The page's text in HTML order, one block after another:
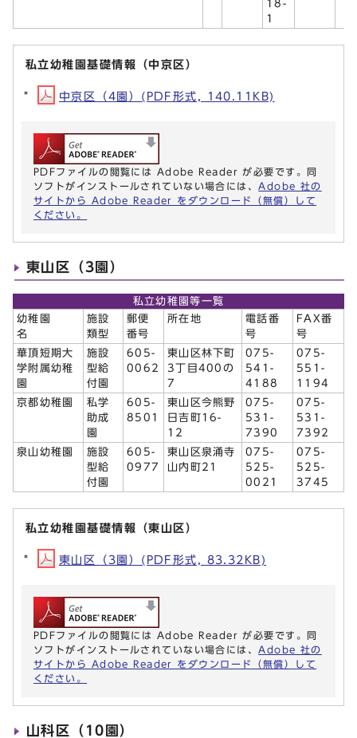
18-
1
私立幼稚園基礎情報（中京区）
中京区（4園）(PDF形式, 140.11KB)
PDFファイルの閲覧には Adobe Reader が必要です。同
ソフトがインストールされていない場合には、 Adobe 社の
サイトから Adobe Reader をダウンロード（無償）して
ください。
東山区（3園）
私立幼稚園等一覧
幼稚園
名
施設
類型
郵便
番号
所在地
電話番
号
FAX番
号
華頂短期大
学附属幼稚
園
施設
型給
付園
605-
0062
東山区林下町
3丁目400の
7
075-
541-
4188
075-
551-
1194
京都幼稚園
私学
助成
園
605-
8501
東山区今熊野
日吉町16-
12
075-
531-
7390
075-
531-
7392
泉山幼稚園
施設
型給
付園
605-
0977
東山区泉涌寺
山内町21
075-
525-
0021
075-
525-
3745
私立幼稚園基礎情報（東山区）
東山区（3園）(PDF形式, 83.32KB)
PDFファイルの閲覧には Adobe Reader が必要です。同
ソフトがインストールされていない場合には、 Adobe 社の
サイトから Adobe Reader をダウンロード（無償）して
ください。
山科区（10園）